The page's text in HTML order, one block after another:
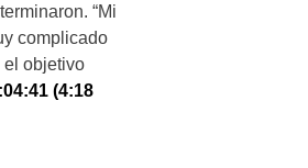
“Mi
complicado
el objetivo
(4:18